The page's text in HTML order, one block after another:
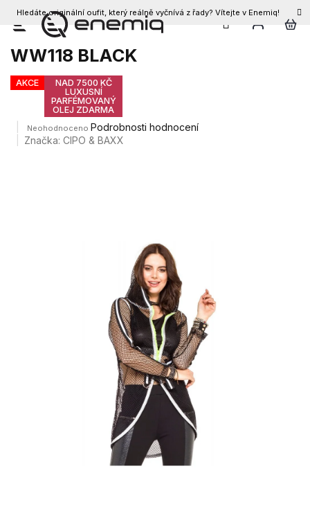
Přejít
obsah
Hledáte originální oufit, který reálně vyčnívá z řady? Vítejte v Enemiq!
CZK
Dámský kardigan CIPO & BAXX
WW118 BLACK
AKCE
NAD 7500 KČ
LUXUSNÍ
PARFÉMOVANÝ
OLEJ ZDARMA
Průměrné
hodnocení
Neohodnoceno Podrobnosti hodnocení
Značka:CIPO & BAXX